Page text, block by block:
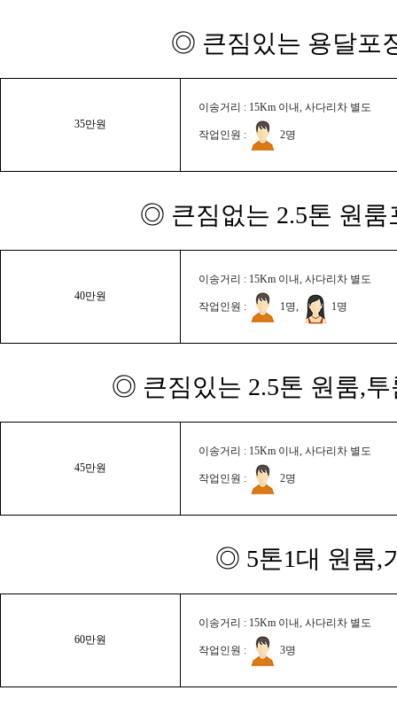
◎ 큰짐있는 용달포
35만원
이송거리 : 15Km 이내, 사다리차 별도
작업인원 : 2명
◎ 큰짐없는 2.5톤 원룸
40만원
이송거리 : 15Km 이내, 사다리차 별도
작업인원 : 1명, 1명
◎ 큰짐있는 2.5톤 원룸,
45만원
이송거리 : 15Km 이내, 사다리차 별도
작업인원 : 2명
◎ 5톤1대 원룸,
60만원
이송거리 : 15Km 이내, 사다리차 별도
작업인원 : 3명